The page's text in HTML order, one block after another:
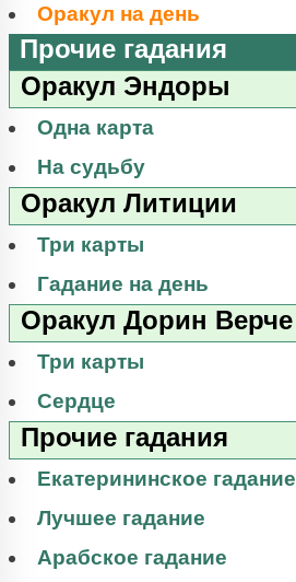
Оракул на день
Прочие гадания
Оракул Эндоры
Одна карта
На судьбу
Оракул Литиции
Три карты
Гадание на день
Оракул Дорин Верче
Три карты
Сердце
Прочие гадания
Екатерининское гадание
Лучшее гадание
Арабское гадание